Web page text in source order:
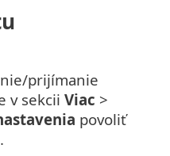
prijímanie
v sekcii Viac >
povoliť